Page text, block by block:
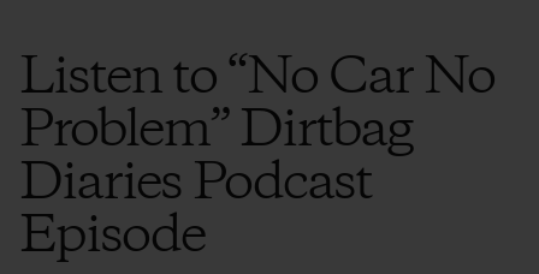
Listen to “No Car No
Problem” Dirtbag
Diaries Podcast
Episode